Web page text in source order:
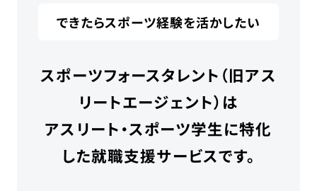
できたらスポーツ経験を活かしたい
スポーツフォースタレント（旧アス
リートエージェント）は
アスリート・スポーツ学生に特化
した就職支援サービスです。